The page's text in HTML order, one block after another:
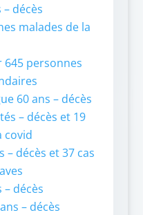
– décès
malades de la
645 personnes
60 ans – décès
– décès et 19
covid
– décès et 37 cas
– décès
– décès